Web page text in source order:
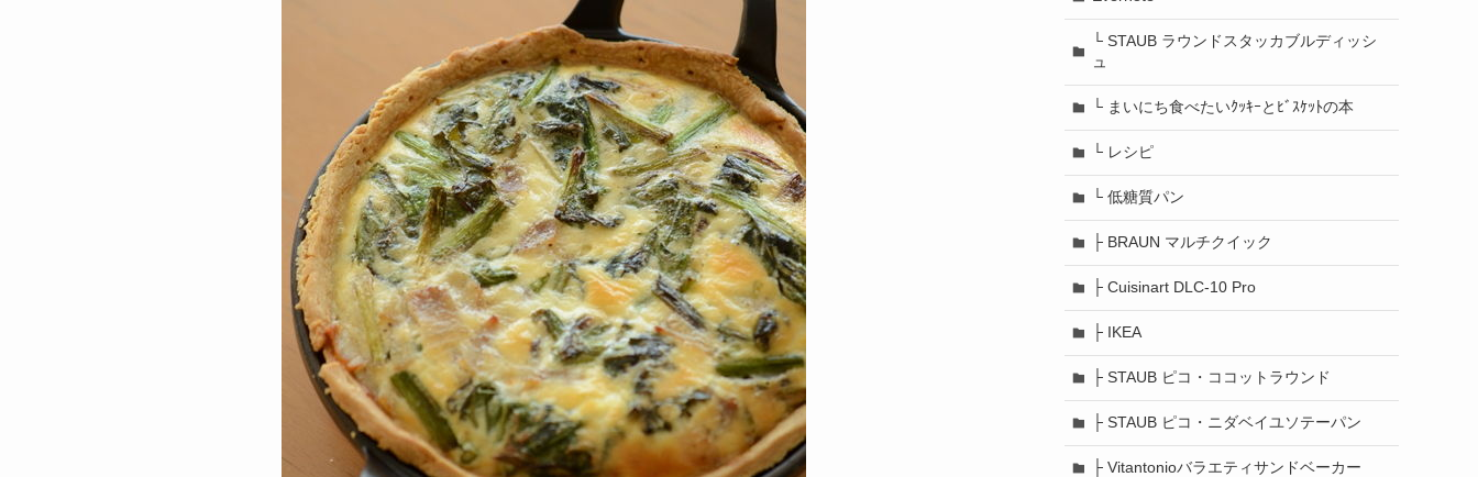
└ STAUB ラウンドスタッカブルディッシ
ュ
└ まいにち食べたいｸｯｷｰとﾋﾞｽｹｯﾄの本
└ レシピ
└ 低糖質パン
├ BRAUN マルチクイック
├ Cuisinart DLC-10 Pro
├ IKEA
├ STAUB ピコ・ココットラウンド
├ STAUB ピコ・ニダベイユソテーパン
├ Vitantonioバラエティサンドベーカー